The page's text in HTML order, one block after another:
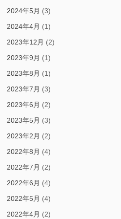
2024年5月 (3)
2024年4月 (1)
2023年12月 (2)
2023年9月 (1)
2023年8月 (1)
2023年7月 (3)
2023年6月 (2)
2023年5月 (3)
2023年2月 (2)
2022年8月 (4)
2022年7月 (2)
2022年6月 (4)
2022年5月 (4)
2022年4月 (2)